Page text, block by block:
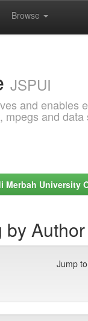
Browse
JSPUI
and enables
mpegs and data
Merbah University
Jump